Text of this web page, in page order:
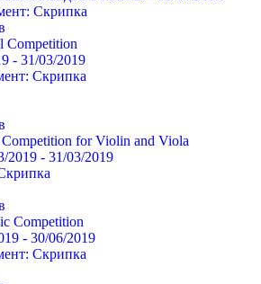
Cкрипка
Competition
- 31/03/2019
Cкрипка
for Violin and Viola
2019 - 31/03/2019
Competition
- 30/06/2019
Cкрипка